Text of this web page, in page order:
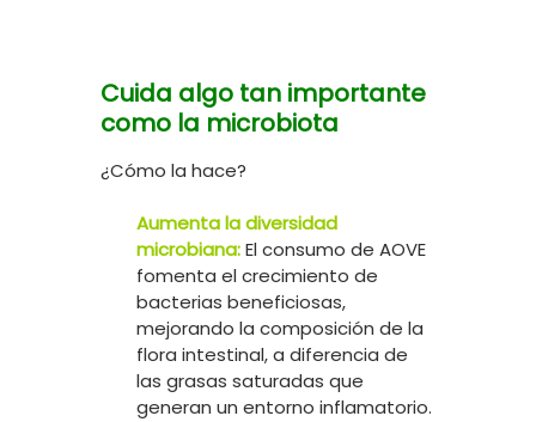
Cuida algo tan importante
como la microbiota
¿Cómo la hace?
Aumenta la diversidad
microbiana:El consumo de AOVE
fomenta el crecimiento de
bacterias beneficiosas,
mejorando la composición de la
flora intestinal, a diferencia de
las grasas saturadas que
generan un entorno inflamatorio.